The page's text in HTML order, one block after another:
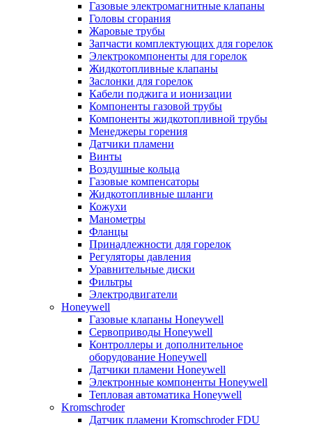
Газовые электромагнитные клапаны
Головы сгорания
Жаровые трубы
Запчасти комплектующих для горелок
Электрокомпоненты для горелок
Жидкотопливные клапаны
Заслонки для горелок
Кабели поджига и ионизации
Компоненты газовой трубы
Компоненты жидкотопливной трубы
Менеджеры горения
Датчики пламени
Винты
Воздушные кольца
Газовые компенсаторы
Жидкотопливные шланги
Кожухи
Манометры
Фланцы
Принадлежности для горелок
Регуляторы давления
Уравнительные диски
Фильтры
Электродвигатели
Honeywell
Газовые клапаны Honeywell
Сервоприводы Honeywell
Контроллеры и дополнительное
оборудование Honeywell
Датчики пламени Honeywell
Электронные компоненты Honeywell
Тепловая автоматика Honeywell
Kromschroder
Датчик пламени Kromschroder FDU